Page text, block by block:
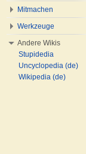
Mitmachen
Werkzeuge
Andere Wikis
Stupidedia
Uncyclopedia (de)
Wikipedia (de)